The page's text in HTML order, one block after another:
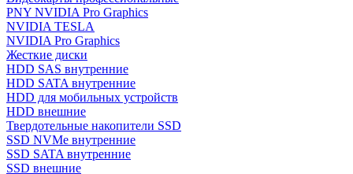
PNY NVIDIA Pro Graphics
NVIDIA TESLA
NVIDIA Pro Graphics
Жесткие диски
HDD SAS внутренние
HDD SATA внутренние
HDD для мобильных устройств
HDD внешние
Твердотельные накопители SSD
SSD NVMe внутренние
SSD SATA внутренние
SSD внешние